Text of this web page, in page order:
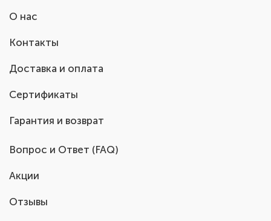
О нас
Контакты
Доставка и оплата
Сертификаты
Гарантия и возврат
Вопрос и Ответ (FAQ)
Акции
Отзывы